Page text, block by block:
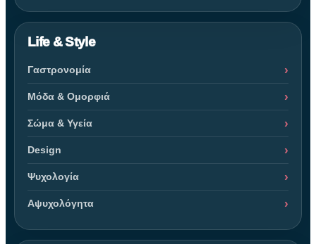
Life & Style
Γαστρονομία
Μόδα & Ομορφιά
Σώμα & Υγεία
Design
Ψυχολογία
Αψυχολόγητα